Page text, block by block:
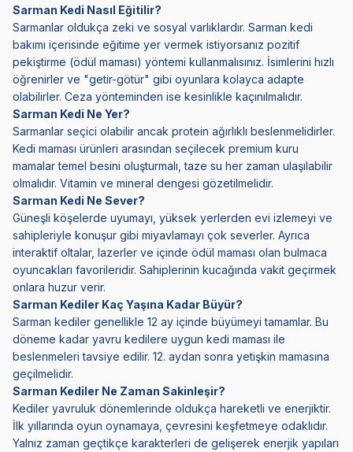
Sarman Kedi Nasıl Eğitilir?
Sarmanlar oldukça zeki ve sosyal varlıklardır. Sarman kedi
bakımı içerisinde eğitime yer vermek istiyorsanız pozitif
pekiştirme (ödül maması) yöntemi kullanmalısınız. İsimlerini hızlı
öğrenirler ve "getir-götür" gibi oyunlara kolayca adapte
olabilirler. Ceza yönteminden ise kesinlikle kaçınılmalıdır.
Sarman Kedi Ne Yer?
Sarmanlar seçici olabilir ancak protein ağırlıklı beslenmelidirler.
Kedi maması ürünleri arasından seçilecek premium kuru
mamalar temel besini oluşturmalı, taze su her zaman ulaşılabilir
olmalıdır. Vitamin ve mineral dengesi gözetilmelidir.
Sarman Kedi Ne Sever?
Güneşli köşelerde uyumayı, yüksek yerlerden evi izlemeyi ve
sahipleriyle konuşur gibi miyavlamayı çok severler. Ayrıca
interaktif oltalar, lazerler ve içinde ödül maması olan bulmaca
oyuncakları favorileridir. Sahiplerinin kucağında vakit geçirmek
onlara huzur verir.
Sarman Kediler Kaç Yaşına Kadar Büyür?
Sarman kediler genellikle 12 ay içinde büyümeyi tamamlar. Bu
döneme kadar yavru kedilere uygun kedi maması ile
beslenmeleri tavsiye edilir. 12. aydan sonra yetişkin mamasına
geçilmelidir.
Sarman Kediler Ne Zaman Sakinleşir?
Kediler yavruluk dönemlerinde oldukça hareketli ve enerjiktir.
İlk yıllarında oyun oynamaya, çevresini keşfetmeye odaklıdır.
Yalnız zaman geçtikçe karakterleri de gelişerek enerjik yapıları